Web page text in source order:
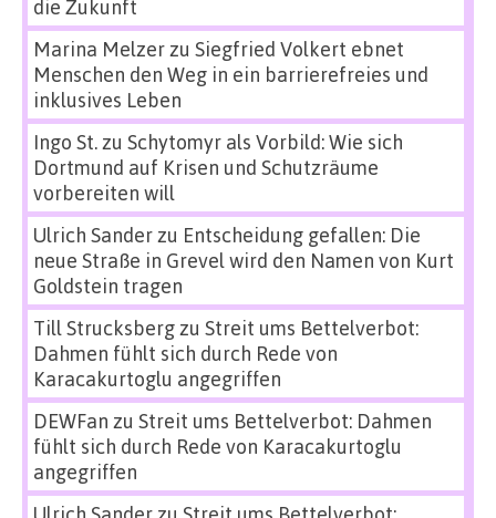
die Zukunft
Marina Melzerzu Siegfried Volkert ebnet
Menschen den Weg in ein barrierefreies und
inklusives Leben
Ingo St.zu Schytomyr als Vorbild: Wie sich
Dortmund auf Krisen und Schutzräume
vorbereiten will
Ulrich Sanderzu Entscheidung gefallen: Die
neue Straße in Grevel wird den Namen von Kurt
Goldstein tragen
Till Strucksbergzu Streit ums Bettelverbot:
Dahmen fühlt sich durch Rede von
Karacakurtoglu angegriffen
DEWFan zu Streit ums Bettelverbot: Dahmen
fühlt sich durch Rede von Karacakurtoglu
angegriffen